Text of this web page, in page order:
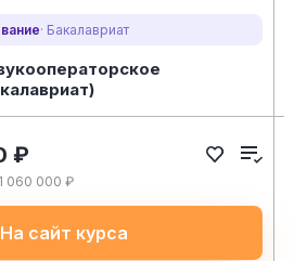
· Бакалавриат
₽
060 000 ₽
На сайт курса